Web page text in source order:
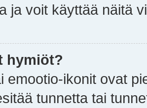
ja voit käyttää näitä
hymiöt?
emootio-ikonit ovat
tunnetta tai